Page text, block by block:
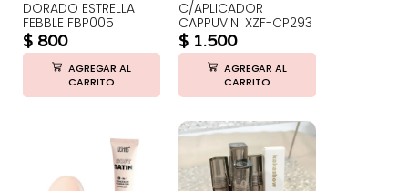
DORADO ESTRELLA
FEBBLE FBP005
$ 800
AGREGAR AL
CARRITO
C/APLICADOR
CAPPUVINI XZF-CP293
$ 1.500
AGREGAR AL
CARRITO